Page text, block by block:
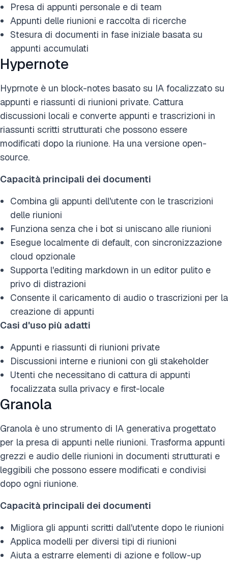
Presa di appunti personale e di team
Appunti delle riunioni e raccolta di ricerche
Stesura di documenti in fase iniziale basata su
appunti accumulati
Hypernote
Hyprnote è un block-notes basato su IA focalizzato su
appunti e riassunti di riunioni private. Cattura
discussioni locali e converte appunti e trascrizioni in
riassunti scritti strutturati che possono essere
modificati dopo la riunione. Ha una versione open-
source.
Capacità principali dei documenti
Combina gli appunti dell'utente con le trascrizioni
delle riunioni
Funziona senza che i bot si uniscano alle riunioni
Esegue localmente di default, con sincronizzazione
cloud opzionale
Supporta l'editing markdown in un editor pulito e
privo di distrazioni
Consente il caricamento di audio o trascrizioni per la
creazione di appunti
Casi d'uso più adatti
Appunti e riassunti di riunioni private
Discussioni interne e riunioni con gli stakeholder
Utenti che necessitano di cattura di appunti
focalizzata sulla privacy e first-locale
Granola
Granola è uno strumento di IA generativa progettato
per la presa di appunti nelle riunioni. Trasforma appunti
grezzi e audio delle riunioni in documenti strutturati e
leggibili che possono essere modificati e condivisi
dopo ogni riunione.
Capacità principali dei documenti
Migliora gli appunti scritti dall'utente dopo le riunioni
Applica modelli per diversi tipi di riunioni
Aiuta a estrarre elementi di azione e follow-up